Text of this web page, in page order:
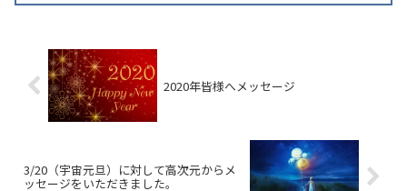
2020年皆様へメッセージ
3/20（宇宙元旦）に対して高次元からメ
ッセージをいただきました。